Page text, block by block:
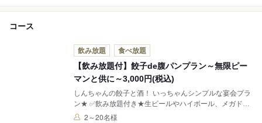
コース
飲み放題 食べ放題
【飲み放題付】餃子de腹パンプラン～無限ピー
マンと供に～3,000円(税込)
しんちゃんの餃子と酒！ いっちゃんシンプルな宴会プラ
ン★ ✅飲み放題付き★生ビールやハイボール、メガドリ
ンクもOK！ ✅当日予約もOK（お電話でも、来られてか
2～20名様